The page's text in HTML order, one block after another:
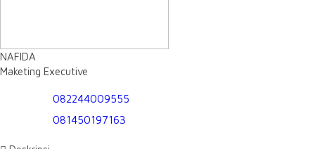
NAFIDA
Maketing Executive
082244009555
081450197163